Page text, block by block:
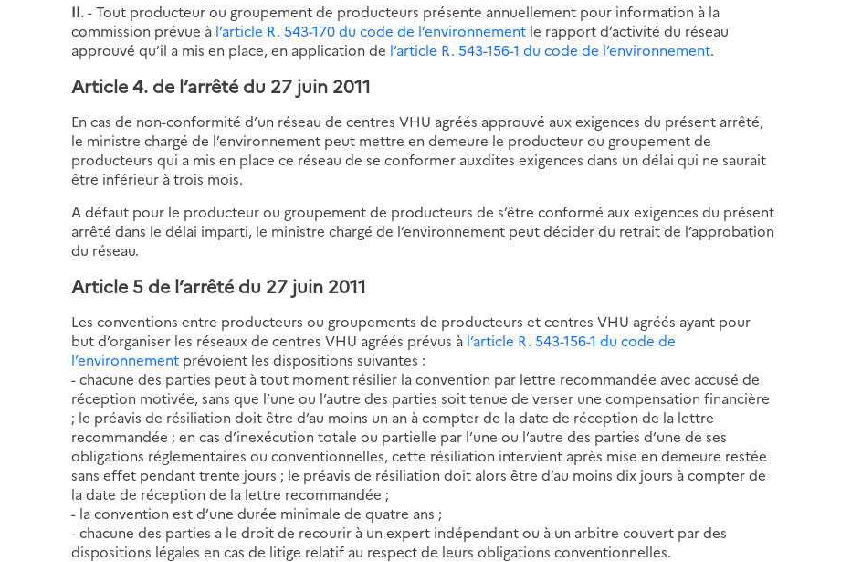
II.- Tout producteur ou groupement de producteurs présente annuellement pour information à la
commission prévue à l’article R. 543-170 du code de l’environnement le rapport d’activité du réseau
approuvé qu’il a mis en place, en application de l’article R. 543-156-1 du code de l’environnement.
Article 4. de l’arrêté du 27 juin 2011
En cas de non-conformité d’un réseau de centres VHU agréés approuvé aux exigences du présent arrêté,
le ministre chargé de l’environnement peut mettre en demeure le producteur ou groupement de
producteurs qui a mis en place ce réseau de se conformer auxdites exigences dans un délai qui ne saurait
être inférieur à trois mois.
A défaut pour le producteur ou groupement de producteurs de s’être conformé aux exigences du présent
arrêté dans le délai imparti, le ministre chargé de l’environnement peut décider du retrait de l’approbation
du réseau.
Article 5 de l’arrêté du 27 juin 2011
Les conventions entre producteurs ou groupements de producteurs et centres VHU agréés ayant pour
but d’organiser les réseaux de centres VHU agréés prévus à l’article R. 543-156-1 du code de
l’environnement prévoient les dispositions suivantes :
- chacune des parties peut à tout moment résilier la convention par lettre recommandée avec accusé de
réception motivée, sans que l’une ou l’autre des parties soit tenue de verser une compensation financière
; le préavis de résiliation doit être d’au moins un an à compter de la date de réception de la lettre
recommandée ; en cas d’inexécution totale ou partielle par l’une ou l’autre des parties d’une de ses
obligations réglementaires ou conventionnelles, cette résiliation intervient après mise en demeure restée
sans effet pendant trente jours ; le préavis de résiliation doit alors être d’au moins dix jours à compter de
la date de réception de la lettre recommandée ;
- la convention est d’une durée minimale de quatre ans ;
- chacune des parties a le droit de recourir à un expert indépendant ou à un arbitre couvert par des
dispositions légales en cas de litige relatif au respect de leurs obligations conventionnelles.